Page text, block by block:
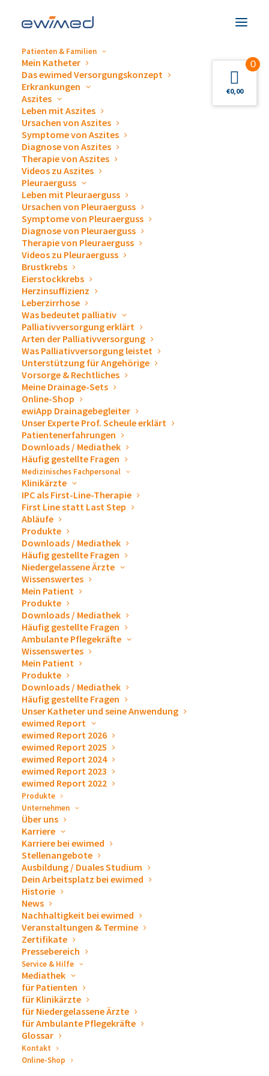
Patienten & Familien
Mein Katheter
Das ewimed Versorgungskonzept
Erkrankungen
Aszites
Leben mit Aszites
Ursachen von Aszites
Symptome von Aszites
Diagnose von Aszites
Therapie von Aszites
Videos zu Aszites
Pleuraerguss
Leben mit Pleuraerguss
Ursachen von Pleuraerguss
Symptome von Pleuraerguss
Diagnose von Pleuraerguss
Therapie von Pleuraerguss
Videos zu Pleuraerguss
Brustkrebs
Eierstockkrebs
Herzinsuffizienz
Leberzirrhose
Was bedeutet palliativ
Palliativversorgung erklärt
Arten der Palliativversorgung
Was Palliativversorgung leistet
Unterstützung für Angehörige
Vorsorge & Rechtliches
Meine Drainage-Sets
Online-Shop
ewiApp Drainagebegleiter
Unser Experte Prof. Scheule erklärt
Patientenerfahrungen
Downloads / Mediathek
Häufig gestellte Fragen
Medizinisches Fachpersonal
Klinikärzte
IPC als First-Line-Therapie
First Line statt Last Step
Abläufe
Produkte
Downloads / Mediathek
Häufig gestellte Fragen
Niedergelassene Ärzte
Wissenswertes
Mein Patient
Produkte
Downloads / Mediathek
Häufig gestellte Fragen
Ambulante Pflegekräfte
Wissenswertes
Mein Patient
Produkte
Downloads / Mediathek
Häufig gestellte Fragen
Unser Katheter und seine Anwendung
ewimed Report
ewimed Report 2026
ewimed Report 2025
ewimed Report 2024
ewimed Report 2023
ewimed Report 2022
Produkte
Unternehmen
Über uns
Karriere
Karriere bei ewimed
Stellenangebote
Ausbildung / Duales Studium
Dein Arbeitsplatz bei ewimed
Historie
News
Nachhaltigkeit bei ewimed
Veranstaltungen & Termine
Zertifikate
Pressebereich
Service & Hilfe
Mediathek
für Patienten
für Klinikärzte
für Niedergelassene Ärzte
für Ambulante Pflegekräfte
Glossar
Kontakt
Online-Shop
Läuft bei uns! ewimed
beim 10. AOK
Firmenlauf!
Läuft bei uns! ewimed
beim 10. AOK Firmenlauf!
Veröffentlicht am 27. Juni 2019
Bereits zum 4. Mal in Folge nahmen Kollegen aus den
verschiedenen Abteilungen des Unternehmens am
AOK Firmenlauf in Balingen teil. Das Team ewimed
konnte den Lauf mit guten Ergebnissen beenden.
Einige haben ihre Zeiten aus dem vergangenen Jahr
sogar unterboten, auch wenn die hohen Temperaturen
und Engstellen der Strecke den insgesamt knapp 2000
Finishern dieses Jubiläumslaufes sichtbar zu schaffen
gemacht haben.
Glücklicherweise sorgten Anwohner rund um die
Laufstrecke mit Gartenschläuchen und die Feuerwehr
vor Ort für eine willkommene Abkühlung.
Es ist immer wieder schön, sich auch außerhalb des
Unternehmens mit den Kollegen zu treffen und
gemeinsam etwas zu unternehmen. Deshalb an dieser
Stelle ein großes Dankeschön an unseren Team
Captain Alexander für die großartige Organisation und
das stetige Motivieren!
Das Team ewimed freut sich schon auf das kommende
Jahr!
Weitere Informationen zum AOK Firmenlauf und
Bilder der Veranstaltung erhalten Sie hier:
https://balingen.bw-
running.de/news/detail/news/detail/ergebnisse-
bilder-feedback-und-danke-1/
https://www.facebook.com/bwrunning/
First Line statt Last Step
9. Februar 2026
0
€0,00